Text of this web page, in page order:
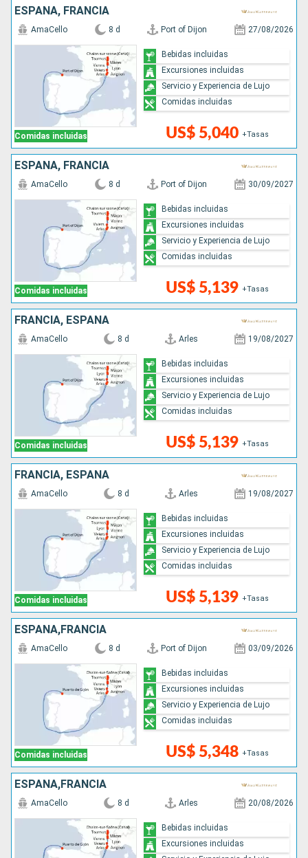
ESPAÑA, FRANCIA
Comidas incluidas
AmaCello 8 d Port of Dijon 27/08/2026
US$ 5,040 +Tasas
Bebidas incluidas
Excursiones incluidas
Servicio y Experiencia de Lujo
Comidas incluidas
ESPAÑA, FRANCIA
Comidas incluidas
AmaCello 8 d Port of Dijon 30/09/2027
US$ 5,139 +Tasas
Bebidas incluidas
Excursiones incluidas
Servicio y Experiencia de Lujo
Comidas incluidas
FRANCIA, ESPAÑA
Comidas incluidas
AmaCello 8 d Arles 19/08/2027
US$ 5,139 +Tasas
Bebidas incluidas
Excursiones incluidas
Servicio y Experiencia de Lujo
Comidas incluidas
FRANCIA, ESPAÑA
Comidas incluidas
AmaCello 8 d Arles 19/08/2027
US$ 5,139 +Tasas
Bebidas incluidas
Excursiones incluidas
Servicio y Experiencia de Lujo
Comidas incluidas
ESPAÑA,FRANCIA
Comidas incluidas
AmaCello 8 d Port of Dijon 03/09/2026
US$ 5,348 +Tasas
Bebidas incluidas
Excursiones incluidas
Servicio y Experiencia de Lujo
Comidas incluidas
ESPAÑA,FRANCIA
AmaCello 8 d Arles 20/08/2026
Bebidas incluidas
Excursiones incluidas